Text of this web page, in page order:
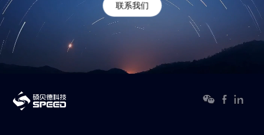
联系我们